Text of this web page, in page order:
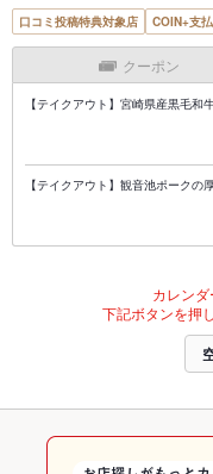
口コミ投稿特典対象店 COIN+支
クーポン
【テイクアウト】宮崎県産黒毛和
【テイクアウト】観音池ポークの
カレンダ
下記ボタンを押